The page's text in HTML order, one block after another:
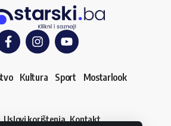
Kultura Sport Mostarlook
Uslovi korištenja Kontakt